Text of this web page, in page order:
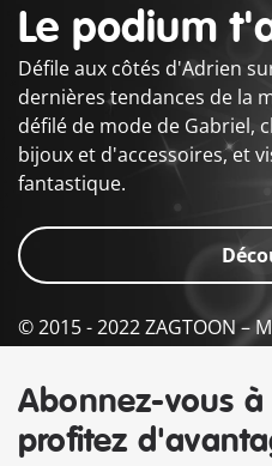
Le podium
Défile aux côtés d'Adrien
dernières tendances de la
défilé de mode de Gabriel,
bijoux et d'accessoires, et
fantastique.
© 2015 - 2022 ZAGTOON –
Abonnez-vous
profitez